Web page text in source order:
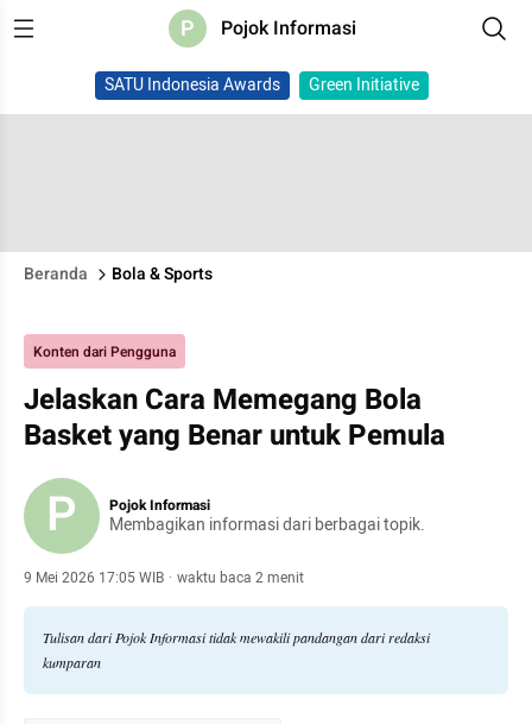
P Pojok Informasi
SATU Indonesia Awards Green Initiative
Beranda Bola & Sports
Konten dari Pengguna
Jelaskan Cara Memegang Bola
Basket yang Benar untuk Pemula
P Pojok Informasi
Membagikan informasi dari berbagai topik.
9 Mei 2026 17:05 WIB · waktu baca 2 menit
Tulisan dari Pojok Informasi tidak mewakili pandangan dari redaksi
kumparan